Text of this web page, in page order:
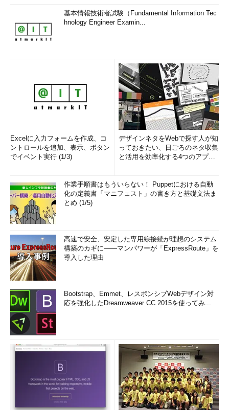
基本情報技術者試験（Fundamental Information Tec
hnology Engineer Examin...
Excelに入力フォームを作成、コ
ントロールを追加、表示、ボタン
でイベント実行 (1/3)
デザインネタをWebで探す人が知
っておきたい、日ごろのネタ収集
と活用を効率化する4つのアプリ
作業手順書はもういらない！ Puppetにおける自動
化の定義書「マニフェスト」の書き方と基礎文法ま
とめ (1/5)
高速で安全、安定した専用線接続が理想のシステム
構築のカギに――マンパワーが「ExpressRoute」を
導入した理由
Bootstrap、Emmet、レスポンシブWebデザイン対
応を強化したDreamweaver CC 2015を使ってみ...